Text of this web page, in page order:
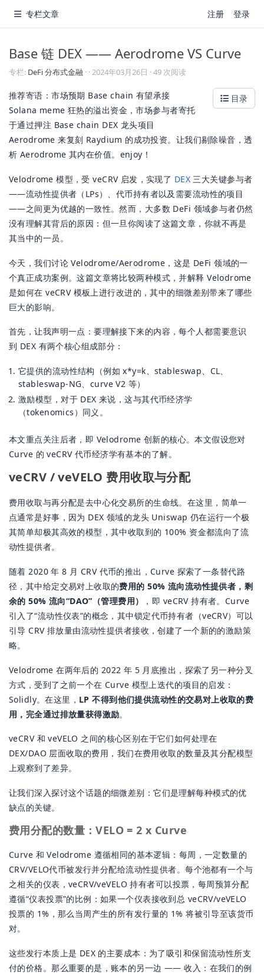
专栏文章 注册 登录
Base 链 DEX —— Aerodrome VS Curve
专栏: DeFi 分布式金融 · ·2024年03月26日 · 49 次阅读
目录
推荐寄语：市场预期 Base chain 有望承接
Solana meme 狂热的溢出资金，市场参与者寄托
于通过押注 Base chain DEX 龙头项目
Aerodrome 来复刻 Raydium 的成功投资。让我们剔除噪音，透
析 Aerodrome 其内在价值。enjoy！
Velodrome 模型，受 veCRV 启发，实现了 DEX 三大关键参与者
——流动性提供者（LPs）、代币持有者以及需要流动性的项目
——之间更为优越的一致性。然而，大多数 DeFi 领域参与者仍然
没有理解其背后的原因：但一旦你阅读了这篇文章，你就不再是
其当中的一员。
今天，我们讨论 Velodrome/Aerodrome，这是 DeFi 领域的一
个真正成功案例。这篇文章将比较两种模式，并解释 Velodrome
是如何在 veCRV 模板上进行改进的，其中的细微差别带来了哪些
巨大的影响。
首先，让我声明一点：要理解接下来的内容，每个人都需要意识
到 DEX 有两个核心组成部分：
它提供的流动性结构（例如 x*y=k、stableswap、CL、
stableswap-NG、curve V2 等）
激励模型，对于 DEX 来说，这与其代币经济学
（tokenomics）同义。
本文重点关注后者，即 Velodrome 创新的核心。本文假设您对
Curve 的 veCRV 代币经济学有基本的了解。
veCRV / veVELO 费用收取与分配
费用收取与再分配是去中心化交易所的生命线。在这里，简单一
点通常是好事，因为 DEX 领域的龙头 Uniswap 仍在运行一个极
其简单却极其高效的模型，其中收取到的 100% 资金都流向了流
动性提供者。
随着 2020 年 8 月 CRV 代币的推出，Curve 探索了一条替代路
径，其中给定交易对上收取的费用的 50% 流向流动性提供者，剩
余的 50% 流向“DAO”（管理费用）
，即 veCRV 持有者。Curve
引入了“流动性仪表”的概念，其中锁定代币持有者（veCRV）可以
引导 CRV 排放量由流动性提供者接收，创建了一个新的的激励策
略。
Velodrome 在两年后的 2022 年 5 月底推出，探索了另一种分叉
方式，受到了之前一个在 Curve 模型上迭代的项目的启发：
Solidly。在这里， LP 不得到他们提供流动性的交易对上收取的费
用，完全通过排放量获得激励。
veCRV 和 veVELO 之间的核心区别在于它们如何处理在
DEX/DAO 层面收取的费用，我们在费用收取的数量及其分配模型
上观察到了差异。
让我们深入探讨这个话题的细微差别：它们是理解每种模式的优
缺点的关键。
费用分配的数量：VELO = 2 x Curve
Curve 和 Velodrome 遵循相同的基本逻辑：每周，一定数量的
CRV/VELO代币被发行并分配给流动性提供者。每个池都有一个与
之相关的仪表，veCRV/veVELO 持有者可以投票，每周预算分配
遵循“仪表投票”的比例：如果一个仪表接收到总 veCRV/veVELO
投票的 1%，那么当周产生的所有发行量的 1% 将被引导至该货币
对。
这些发行本质上是 DEX 的主要成本：为了吸引和保留流动性所支
付的价格。那么重要的是，账本的另一边 —— 收入：在我们的例